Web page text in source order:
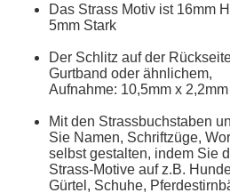
Das Strass Motiv ist 16mm
5mm Stark
Der Schlitz auf der
Gurtband oder ähnlichem,
Aufnahme: 10,5mm x 2,2mm
Mit den Strassbuchstaben
Sie Namen, Schriftzüge,
selbst gestalten, indem Sie
Strass-Motive auf z.B.
Gürtel, Schuhe,